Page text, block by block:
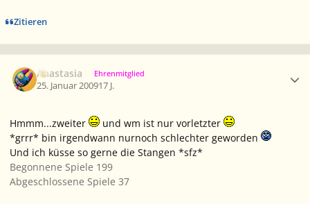
Zitieren
Anastasia Ehrenmitglied
25. Januar 200917 J.
Hmmm...zweiter
und wm ist nur vorletzter
*grrr* bin irgendwann nurnoch schlechter geworden
Und ich küsse so gerne die Stangen *sfz*
Begonnene Spiele 199
Abgeschlossene Spiele 37